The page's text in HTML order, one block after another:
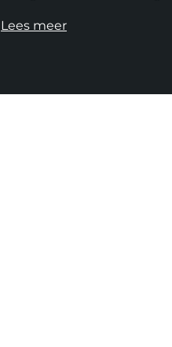
Lees meer